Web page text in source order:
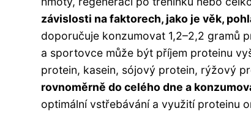
závislosti na faktorech, jako je věk,
doporučuje konzumovat 1,2–2,2 gramů
a sportovce může být příjem proteinu
protein, kasein, sójový protein, rýžový
rovnoměrně do celého dne a
optimální vstřebávání a využití proteinu